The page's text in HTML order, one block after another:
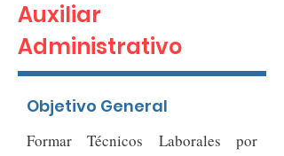
Auxiliar
Administrativo
Objetivo General
Formar Técnicos Laborales por